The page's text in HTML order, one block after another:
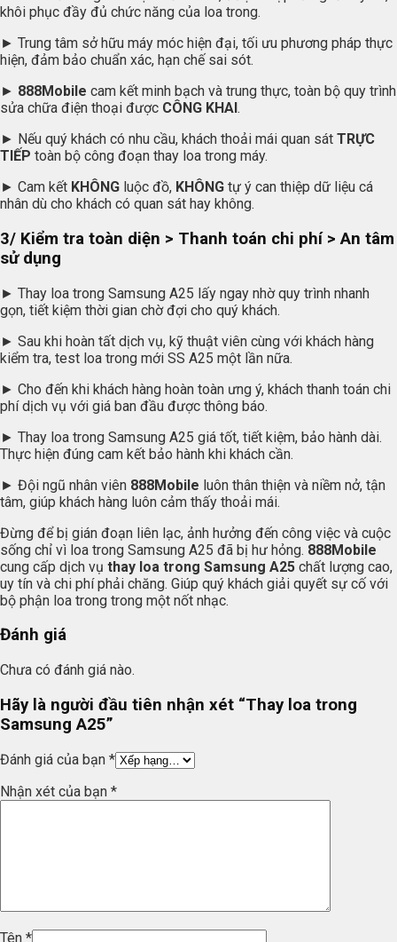
khôi phục đầy đủ chức năng của loa trong.
► Trung tâm sở hữu máy móc hiện đại, tối ưu phương pháp thực
hiện, đảm bảo chuẩn xác, hạn chế sai sót.
► 888Mobile cam kết minh bạch và trung thực, toàn bộ quy trình
sửa chữa điện thoại được CÔNG KHAI .
► Nếu quý khách có nhu cầu, khách thoải mái quan sát TRỰC
TIẾP toàn bộ công đoạn thay loa trong máy.
► Cam kết KHÔNG luộc đồ, KHÔNG tự ý can thiệp dữ liệu cá
nhân dù cho khách có quan sát hay không.
3/ Kiểm tra toàn diện > Thanh toán chi phí > An tâm
sử dụng
► Thay loa trong Samsung A25 lấy ngay nhờ quy trình nhanh
gọn, tiết kiệm thời gian chờ đợi cho quý khách.
► Sau khi hoàn tất dịch vụ, kỹ thuật viên cùng với khách hàng
kiểm tra, test loa trong mới SS A25 một lần nữa.
► Cho đến khi khách hàng hoàn toàn ưng ý, khách thanh toán chi
phí dịch vụ với giá ban đầu được thông báo.
► Thay loa trong Samsung A25 giá tốt, tiết kiệm, bảo hành dài.
Thực hiện đúng cam kết bảo hành khi khách cần.
► Đội ngũ nhân viên 888Mobile luôn thân thiện và niềm nở, tận
tâm, giúp khách hàng luôn cảm thấy thoải mái.
Đừng để bị gián đoạn liên lạc, ảnh hưởng đến công việc và cuộc
sống chỉ vì loa trong Samsung A25 đã bị hư hỏng. 888Mobile
cung cấp dịch vụ thay loa trong Samsung A25 chất lượng cao,
uy tín và chi phí phải chăng. Giúp quý khách giải quyết sự cố với
bộ phận loa trong trong một nốt nhạc.
Đánh giá
Chưa có đánh giá nào.
Hãy là người đầu tiên nhận xét “Thay loa trong
Samsung A25”
Đánh giá của bạn *
Nhận xét của bạn *
Tên *